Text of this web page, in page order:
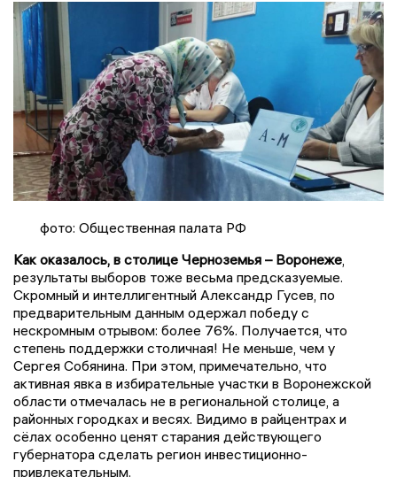
фото: Общественная палата РФ
Как оказалось, в столице Черноземья – Воронеже
результаты выборов тоже весьма предсказуемые.
Скромный и интеллигентный Александр Гусев, по
предварительным данным одержал победу с
нескромным отрывом: более 76%. Получается, что
степень поддержки столичная! Не меньше, чем у
Сергея Собянина. При этом, примечательно, что
активная явка в избирательные участки в Воронежской
области отмечалась не в региональной столице, а
районных городках и весях. Видимо в райцентрах и
сёлах особенно ценят старания действующего
губернатора сделать регион инвестиционно-
привлекательным.